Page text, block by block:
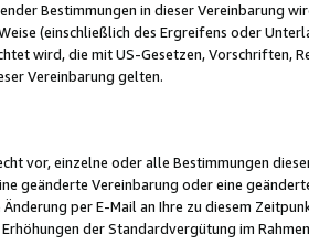
Bestimmungen in dieser Vereinbarung
(einschließlich des Ergreifens oder
wird, die mit US-Gesetzen, Vorschriften,
Vereinbarung gelten.
vor, einzelne oder alle Bestimmungen
geänderte Vereinbarung oder eine
per E-Mail an Ihre zu diesem
der Standardvergütung im